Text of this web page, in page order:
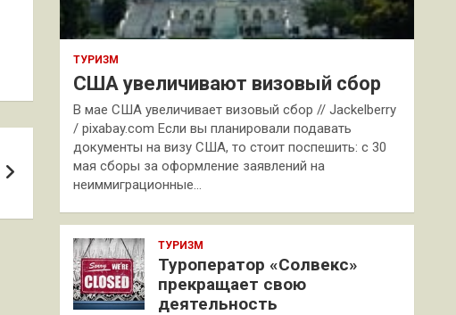
ТУРИЗМ
США увеличивают визовый сбор
В мае США увеличивает визовый сбор // Jackelberry
/ pixabay.com Если вы планировали подавать
документы на визу США, то стоит поспешить: с 30
мая сборы за оформление заявлений на
неиммиграционные…
ТУРИЗМ
Туроператор «Солвекс»
прекращает свою
деятельность